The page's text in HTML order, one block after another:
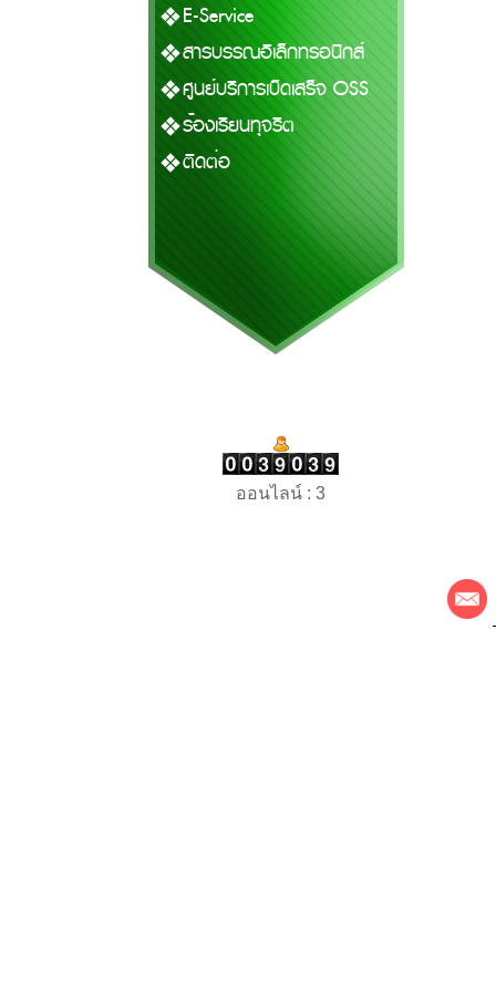
E-Service
สารบรรณอิเล็กทรอนิกส์
ศูนย์บริการเบ็ดเสร็จ OSS
ร้องเรียนทุจริต
ติดต่อ
ออนไลน์ : 3